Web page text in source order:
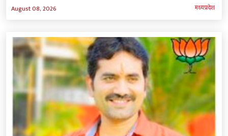
August 08, 2026 मध्‍यप्रदेश